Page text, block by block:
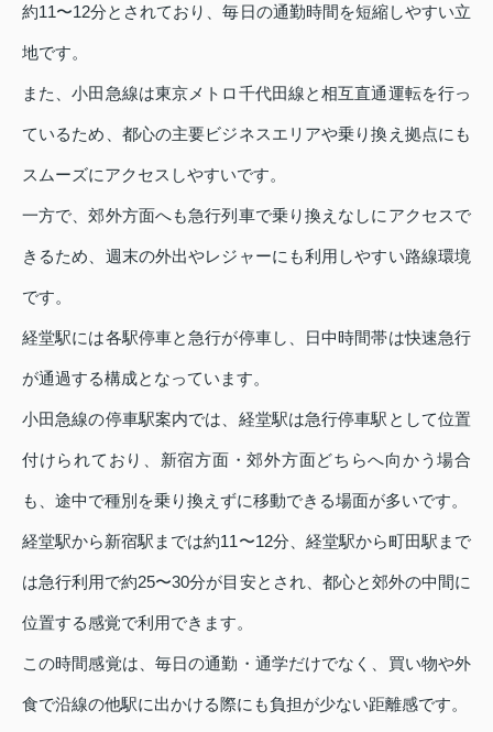
約11〜12分とされており、毎日の通勤時間を短縮しやすい立
地です。
また、小田急線は東京メトロ千代田線と相互直通運転を行っ
ているため、都心の主要ビジネスエリアや乗り換え拠点にも
スムーズにアクセスしやすいです。
一方で、郊外方面へも急行列車で乗り換えなしにアクセスで
きるため、週末の外出やレジャーにも利用しやすい路線環境
です。
経堂駅には各駅停車と急行が停車し、日中時間帯は快速急行
が通過する構成となっています。
小田急線の停車駅案内では、経堂駅は急行停車駅として位置
付けられており、新宿方面・郊外方面どちらへ向かう場合
も、途中で種別を乗り換えずに移動できる場面が多いです。
経堂駅から新宿駅までは約11〜12分、経堂駅から町田駅まで
は急行利用で約25〜30分が目安とされ、都心と郊外の中間に
位置する感覚で利用できます。
この時間感覚は、毎日の通勤・通学だけでなく、買い物や外
食で沿線の他駅に出かける際にも負担が少ない距離感です。